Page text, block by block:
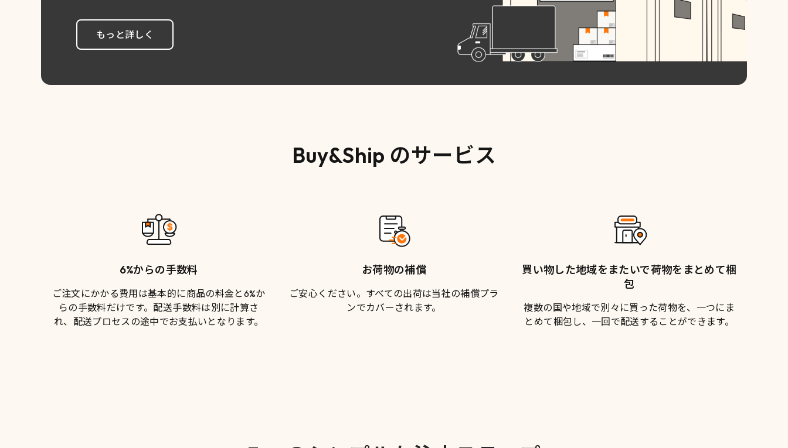
もっと詳しく
Buy&Ship のサービス
6%からの手数料
ご注文にかかる費用は基本的に商品の料金と6%か
らの手数料だけです。 配送手数料は別に計算さ
れ、配送プロセスの途中でお支払いとなります。
お荷物の補償
ご安心ください。すべての出荷は当社の補償プラ
ンでカバーされます。
買い物した地域をまたいで荷物をまとめて梱
包
複数の国や地域で別々に買った荷物を、一つにま
とめて梱包し、一回で配送することができます。